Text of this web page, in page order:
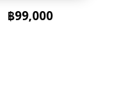
฿99,000